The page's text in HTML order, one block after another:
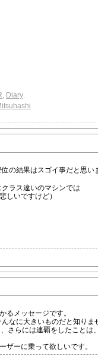
, Diary.
の結果はスゴイ事だと思い
ラス違いのマシンでは
しいですけど）
るメッセージです。
なに大きいものだと知りま
さらには連覇をしたことは
ザーに乗って欲しいです。